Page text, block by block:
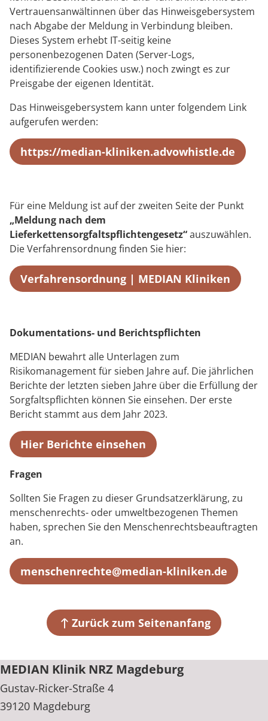
Vertrauensanwältinnen über das Hinweisgebersystem
nach Abgabe der Meldung in Verbindung bleiben.
Dieses System erhebt IT-seitig keine
personenbezogenen Daten (Server-Logs,
identifizierende Cookies usw.) noch zwingt es zur
Preisgabe der eigenen Identität.
Das Hinweisgebersystem kann unter folgendem Link
aufgerufen werden:
https://median-kliniken.advowhistle.de
Für eine Meldung ist auf der zweiten Seite der Punkt
„Meldung nach dem
Lieferkettensorgfaltspflichtengesetz“auszuwählen.
Die Verfahrensordnung finden Sie hier:
Verfahrensordnung | MEDIAN Kliniken
Dokumentations- und Berichtspflichten
MEDIAN bewahrt alle Unterlagen zum
Risikomanagement für sieben Jahre auf. Die jährlichen
Berichte der letzten sieben Jahre über die Erfüllung der
Sorgfaltspflichten können Sie einsehen. Der erste
Bericht stammt aus dem Jahr 2023.
Hier Berichte einsehen
Fragen
Sollten Sie Fragen zu dieser Grundsatzerklärung, zu
menschenrechts- oder umweltbezogenen Themen
haben, sprechen Sie den Menschenrechtsbeauftragten
an.
menschenrechte@median-kliniken.de
Zurück zum Seitenanfang
MEDIAN Klinik NRZ Magdeburg
Gustav-Ricker-Straße 4
39120 Magdeburg